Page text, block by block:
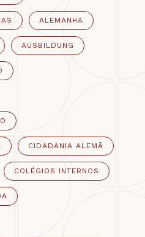
ALEMANHA
AUSBILDUNG
CIDADANIA ALEMÃ
COLÉGIOS INTERNOS